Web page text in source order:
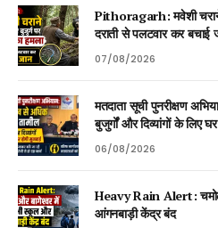
Pithoragarh: मवेशी
दराती से पलटवार कर बचाई
07/08/2026
मतदाता सूची पुनरीक्षण
बुजुर्गों और दिव्यांगों के लिए
06/08/2026
Heavy Rain Alert:
आंगनबाड़ी केंद्र बंद